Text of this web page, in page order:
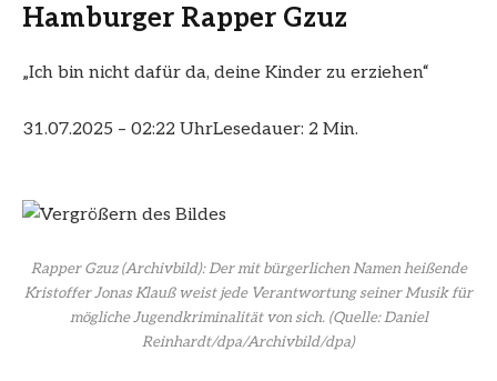
Hamburger Rapper Gzuz
„Ich bin nicht dafür da, deine Kinder zu erziehen“
31.07.2025 – 02:22 UhrLesedauer: 2 Min.
Rapper Gzuz (Archivbild): Der mit bürgerlichen Namen heißende
Kristoffer Jonas Klauß weist jede Verantwortung seiner Musik für
mögliche Jugendkriminalität von sich.(Quelle: Daniel
Reinhardt/dpa/Archivbild/dpa)